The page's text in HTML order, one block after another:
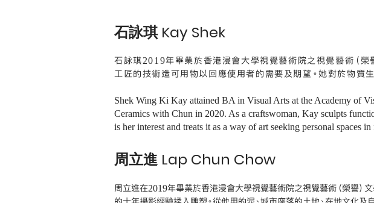
石詠琪 Kay Shek
石詠琪2019年畢業於香港浸會大學視覺藝術院之視覺藝術（榮
工匠的技術造可用物以回應使用者的需要及期望。她對於物質
Shek Wing Ki Kay attained BA in Visual Arts at the Academy of
Ceramics with Chun in 2020. As a craftswoman, Kay sculpts
is her interest and treats it as a way of art seeking personal spaces
周立進 Lap Chun Chow
周立進在2019年畢業於香港浸會大學視覺藝術院之視覺藝術（榮譽）
的十年攝影經驗揉入雕塑。從他用的泥、城市座落的土地、在地文化